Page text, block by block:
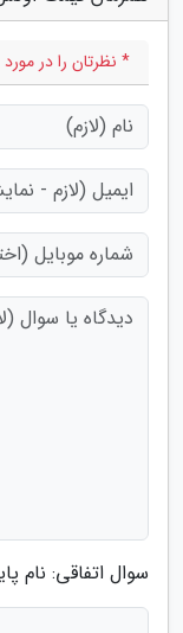
* نظرتان را در مورد
سوال اتفاقی: نام